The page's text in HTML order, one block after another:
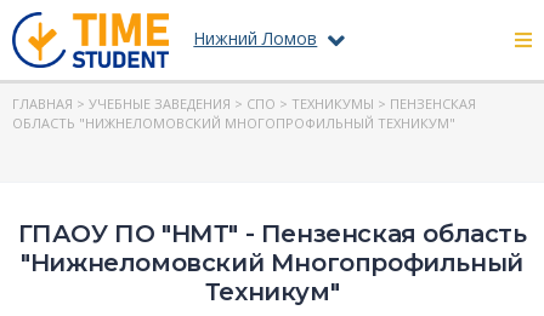
Нижний Ломов
ГЛАВНАЯ > УЧЕБНЫЕ ЗАВЕДЕНИЯ > СПО > ТЕХНИКУМЫ > ПЕНЗЕНСКАЯ
ОБЛАСТЬ "НИЖНЕЛОМОВСКИЙ МНОГОПРОФИЛЬНЫЙ ТЕХНИКУМ"
ГПАОУ ПО "НМТ" - Пензенская область
"Нижнеломовский Многопрофильный
Техникум"